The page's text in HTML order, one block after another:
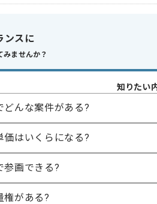
求めるスキル
・ABAP開発経験
・ABAP開発における要件定義や設計経
・ABAP開発における工数見積もり精査
・開発管理経験
上記に似た経験やスキルをお持ちであれば申
商談回数
ンスに
みませんか？
知りたい
どんな案件がある?
価はいくらになる?
参画できる?
権がある?